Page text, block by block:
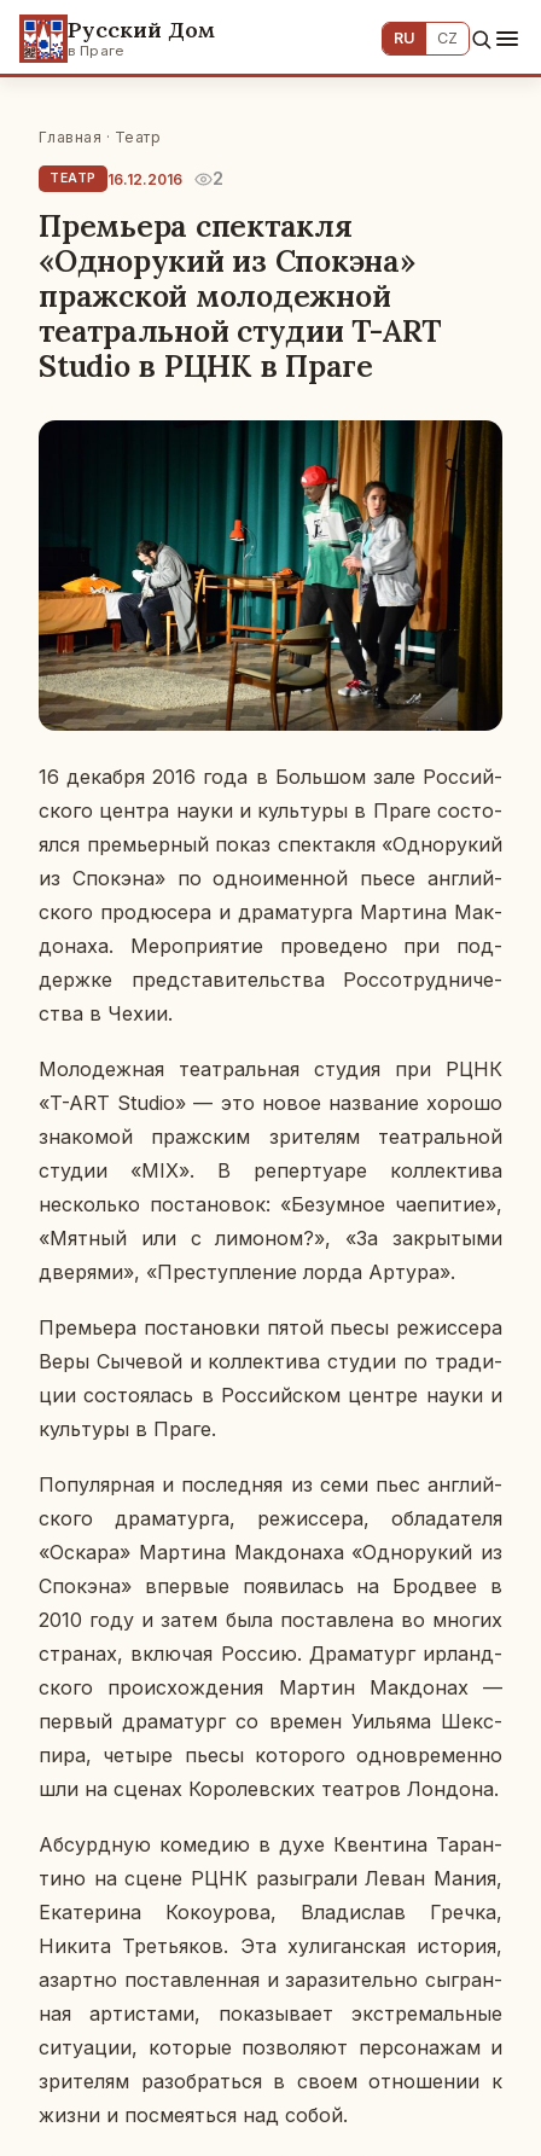
Русский Дом
в Праге
RU CZ
Главная · Театр
ТЕАТР 16.12.2016 2
Премьера спектакля
«Однорукий из Спокэна»
пражской молодежной
театральной студии T-ART
Studio в РЦНК в Праге
16 де­каб­ря 2016 года в Боль­шом зале Рос­сий­
ско­го центра науки и куль­ту­ры в Праге со­сто­
ял­ся пре­мьер­ный показ спек­так­ля «Од­но­ру­кий
из Спо­к­эна» по од­но­имен­ной пьесе ан­глий­
ско­го про­дю­се­ра и дра­ма­тур­га Мар­ти­на Мак­
до­на­ха. Ме­ро­при­я­тие про­ве­де­но при под­
держ­ке пред­ста­ви­тель­ства Рос­со­труд­ни­че­
ства в Чехии.
Мо­ло­деж­ная те­ат­раль­ная студия при РЦНК
«T-ART Studio» — это новое на­зва­ние хорошо
зна­ко­мой праж­ским зри­те­лям те­ат­раль­ной
студии «MIX». В ре­пер­ту­а­ре кол­лек­ти­ва
несколь­ко по­ста­но­вок: «Безум­ное чае­пи­тие»,
«Мятный или с ли­мо­ном?», «За за­кры­ты­ми
две­ря­ми», «Пре­ступ­ле­ние лорда Артура».
Пре­мье­ра по­ста­нов­ки пятой пьесы ре­жис­се­ра
Веры Сы­че­вой и кол­лек­ти­ва студии по тра­ди­
ции со­сто­я­лась в Рос­сий­ском центре науки и
куль­ту­ры в Праге.
По­пу­ляр­ная и по­след­няя из семи пьес ан­глий­
ско­го дра­ма­тур­га, ре­жис­се­ра, об­ла­да­те­ля
«Оскара» Мар­ти­на Мак­до­на­ха «Од­но­ру­кий из
Спо­к­эна» впер­вые по­яви­лась на Бро­д­вее в
2010 году и затем была по­став­ле­на во многих
стра­нах, вклю­чая Россию. Дра­ма­тург ир­ланд­
ско­го про­ис­хож­де­ния Мартин Мак­до­нах —
первый дра­ма­тург со времен Уи­лья­ма Шекс­
пи­ра, четыре пьесы ко­то­ро­го од­но­вре­мен­но
шли на сценах Ко­ро­лев­ских те­ат­ров Лон­до­на.
Аб­сурд­ную ко­ме­дию в духе Квен­ти­на Та­ран­
ти­но на сцене РЦНК разыг­ра­ли Леван Мания,
Ека­те­ри­на Ко­ко­уро­ва, Вла­ди­слав Гречка,
Никита Тре­тья­ков. Эта ху­ли­ган­ская ис­то­рия,
азарт­но по­став­лен­ная и за­ра­зи­тель­но сыг­ран­
ная ар­ти­ста­ми, по­ка­зы­ва­ет экс­тре­маль­ные
си­ту­а­ции, ко­то­рые поз­во­ля­ют пер­со­на­жам и
зри­те­лям разо­брать­ся в своем от­но­ше­нии к
жизни и по­сме­ять­ся над собой.